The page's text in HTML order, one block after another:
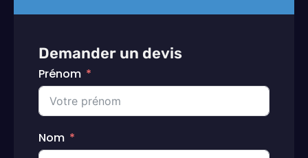
Demander un devis
Prénom
Nom